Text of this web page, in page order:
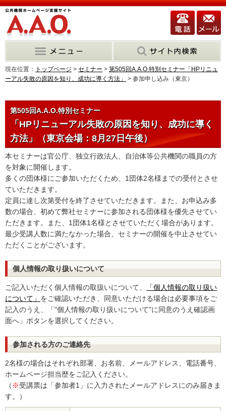
現在位置： トップページ > セミナー > 第505回A.A.O.特別セミナー「HPリニュ
ーアル失敗の原因を知り、成功に導く方法」
> 参加申し込み（東京）
第505回A.A.O.特別セミナー
「HPリニューアル失敗の原因を知り、成功に導く
方法」（東京会場：8月27日午後）
本セミナーは官公庁、独立行政法人、自治体等公共機関の職員の方
を対象に開催します。
多くの団体様にご参加いただくため、1団体2名様までの受付とさせ
ていただきます。
定員に達し次第受付を終了させていただきます。また、お申込み多
数の場合、初めて弊社セミナーに参加される団体様を優先させてい
ただきます。また、1団体1名様とさせていただく場合があります。
最少受講人数に満たなかった場合、セミナーの開催を中止させてい
ただくことがございます。
個人情報の取り扱いについて
ご記入いただく個人情報の取扱いについて、
「個人情報の取り扱い
について」 をご確認いただき、同意いただける場合は必要事項をご
記入のうえ、「"個人情報の取り扱いについて"に同意のうえ確認画
面へ」ボタンを選択してください。
参加される方のご連絡先
2名様の場合はそれぞれ部署、お名前、メールアドレス、電話番号、
ホームページ担当歴をご記入ください。
（ ※受講票は「参加者1」に入力されたメールアドレスにのみ届きま
す。）